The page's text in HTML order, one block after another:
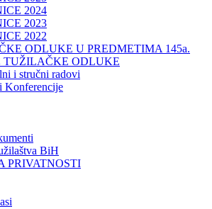
2024
2023
2022
ODLUKE U PREDMETIMA 145a.
TUŽILAČKE ODLUKE
i stručni radovi
Konferencije
BiH
PRIVATNOSTI